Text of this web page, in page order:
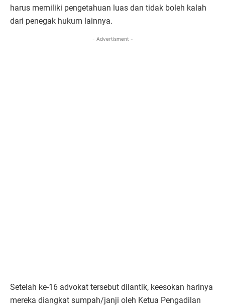
harus memiliki pengetahuan luas dan tidak boleh kalah
dari penegak hukum lainnya.
- Advertisment -
Setelah ke-16 advokat tersebut dilantik, keesokan harinya
mereka diangkat sumpah/janji oleh Ketua Pengadilan